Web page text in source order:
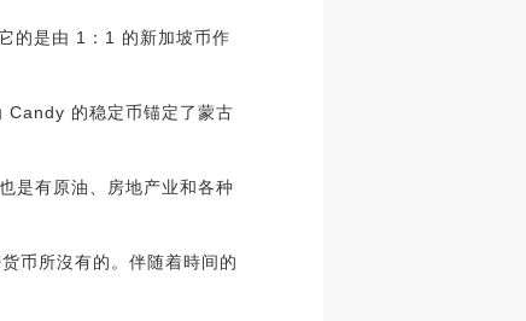
的是由 1：1 的新加坡币作
Candy 的稳定币锚定了蒙古
是有原油、房地产业和各种
币所沒有的。伴随着時间的